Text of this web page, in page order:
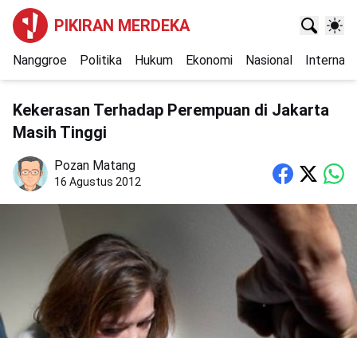
PIKIRAN MERDEKA
Nanggroe Politika Hukum Ekonomi Nasional
Kekerasan Terhadap Perempuan di Jakarta
Masih Tinggi
Pozan Matang
16 Agustus 2012